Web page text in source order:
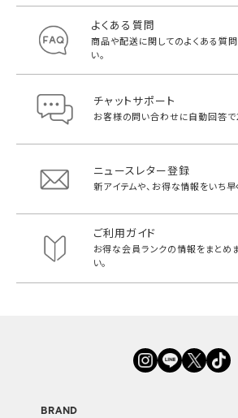
よくある質問
商品や配送に関してのよくある質
い。
チャットサポート
お客様の問い合わせに自動回答で
ニュースレター登録
新アイテムや、お得な情報をいち早
ご利用ガイド
お得な会員ランクの情報をまとめ
い。
BRAND